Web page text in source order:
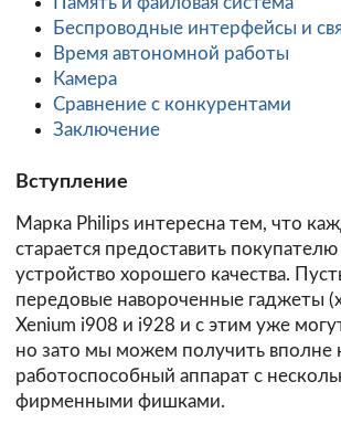
Беспроводные интерфейсы и
Время автономной работы
Камера
Сравнение с конкурентами
Заключение
Вступление
Марка Philips интересна тем, что
старается предоставить
устройство хорошего качества.
передовые навороченные гаджеты
Xenium i908 и i928 и с этим уже
но зато мы можем получить вполне
работоспособный аппарат с
фирменными фишками.